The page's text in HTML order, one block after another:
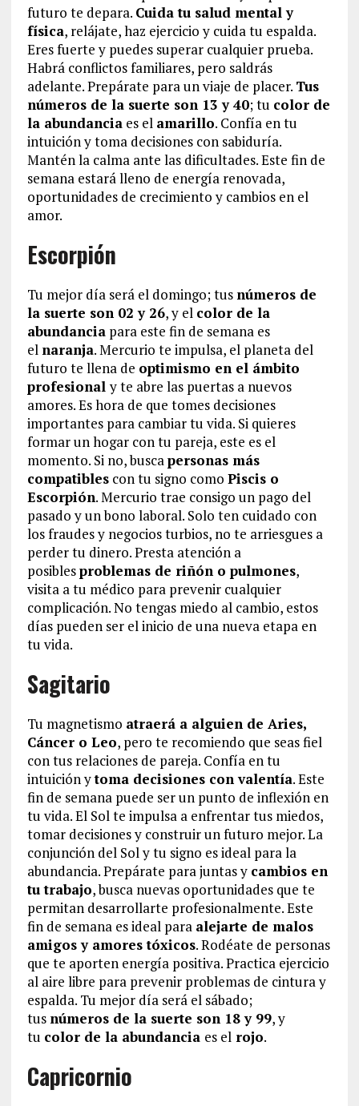
futuro te depara. Cuida tu salud mental y
física, relájate, haz ejercicio y cuida tu espalda.
Eres fuerte y puedes superar cualquier prueba.
Habrá conflictos familiares, pero saldrás
adelante. Prepárate para un viaje de placer. Tus
números de la suerte son 13 y 40; tu color de
la abundanciaes el amarillo. Confía en tu
intuición y toma decisiones con sabiduría.
Mantén la calma ante las dificultades. Este fin de
semana estará lleno de energía renovada,
oportunidades de crecimiento y cambios en el
amor.
Escorpión
Tu mejor día será el domingo; tus números de
la suerte son 02 y 26, y el color de la
abundanciapara este fin de semana es
el naranja. Mercurio te impulsa, el planeta del
futuro te llena de optimismo en el ámbito
profesionaly te abre las puertas a nuevos
amores. Es hora de que tomes decisiones
importantes para cambiar tu vida. Si quieres
formar un hogar con tu pareja, este es el
momento. Si no, buscapersonas más
compatiblescon tu signo como Piscis o
Escorpión. Mercurio trae consigo un pago del
pasado y un bono laboral. Solo ten cuidado con
los fraudes y negocios turbios, no te arriesgues a
perder tu dinero. Presta atención a
posiblesproblemas de riñón o pulmones,
visita a tu médico para prevenir cualquier
complicación. No tengas miedo al cambio, estos
días pueden ser el inicio de una nueva etapa en
tu vida.
Sagitario
Tu magnetismo atraerá a alguien de Aries,
Cáncer o Leo, pero te recomiendo que seas fiel
con tus relaciones de pareja. Confía en tu
intuición ytoma decisiones con valentía. Este
fin de semana puede ser un punto de inflexión en
tu vida. El Sol te impulsa a enfrentar tus miedos,
tomar decisiones y construir un futuro mejor. La
conjunción del Sol y tu signo es ideal para la
abundancia. Prepárate para juntas y cambios en
tu trabajo, busca nuevas oportunidades que te
permitan desarrollarte profesionalmente. Este
fin de semana es ideal para alejarte de malos
amigos y amores tóxicos. Rodéate de personas
que te aporten energía positiva. Practica ejercicio
al aire libre para prevenir problemas de cintura y
espalda. Tu mejor día será el sábado;
tus números de la suerte son 18 y 99, y
tu color de la abundancia es elrojo.
Capricornio